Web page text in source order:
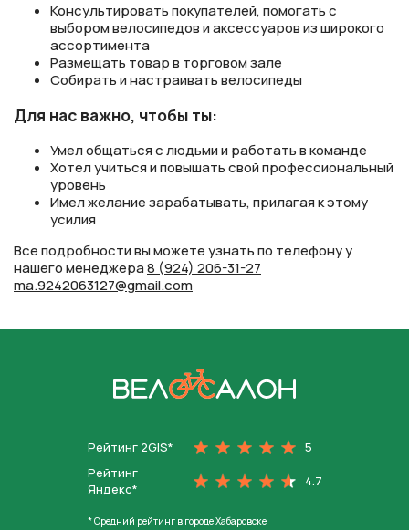
Консультировать покупателей, помогать с
выбором велосипедов и аксессуаров из широкого
ассортимента
Размещать товар в торговом зале
Собирать и настраивать велосипеды
Для нас важно, чтобы ты:
Умел общаться с людьми и работать в команде
Хотел учиться и повышать свой профессиональный
уровень
Имел желание зарабатывать, прилагая к этому
усилия
Все подробности вы можете узнать по телефону у
нашего менеджера8 (924) 206-31-27
ma.9242063127@gmail.com
Рейтинг 2GIS*
5
Рейтинг
Яндекс*
4.7
* Средний рейтинг в городе Хабаровске